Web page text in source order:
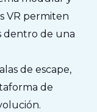
VR permiten
dentro de una
de escape,
de
.